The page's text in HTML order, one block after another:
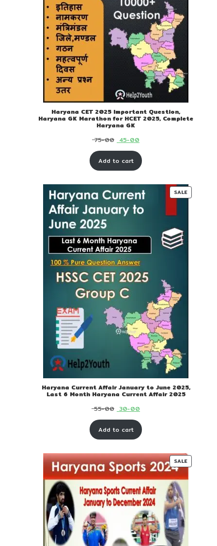
Haryana CET 2025 Important Question,
Haryana GK Marathon for HCET 2025, Complete
Haryana GK
75-00 Original
price
was:
45-00Current
price
is:
00.
Add to cart
SALE
Haryana Current Affair January to June 2025,
Last 6 Month Haryana Current Affair 2025
55-00 Original
price
was:
00.
30-00Current
price
is:
00.
Add to cart
SALE